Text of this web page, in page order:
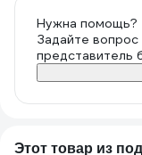
Нужна помощь?
Задайте
представитель
Этот товар из